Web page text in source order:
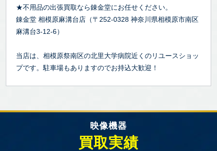
★不用品の出張買取なら錬金堂にお任せください。
錬金堂 相模原麻溝台店（〒252-0328 神奈川県相模原市南区
麻溝台3-12-6）
当店は、相模原祭南区の北里大学病院近くのリユースショッ
プです。駐車場もありますのでお持込大歓迎！
映像機器
買取実績